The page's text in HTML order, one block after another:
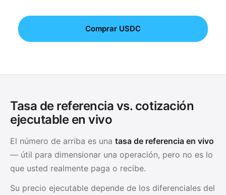
Comprar USDC
Tasa de referencia vs. cotización
ejecutable en vivo
El número de arriba es una tasa de referencia en vivo
— útil para dimensionar una operación, pero no es lo
que usted realmente paga o recibe.
Su precio ejecutable depende de los diferenciales del